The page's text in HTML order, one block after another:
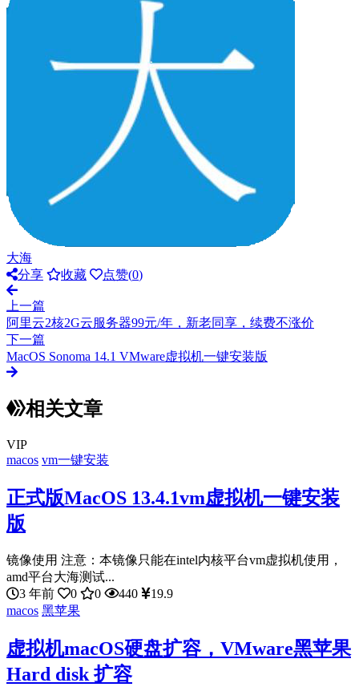
大海
分享
收藏 点赞(0)
上一篇
阿里云2核2G云服务器99元/年，新老同享，续费不涨价
下一篇
MacOS Sonoma 14.1 VMware虚拟机一键安装版
相关文章
VIP
macos vm一键安装
正式版MacOS 13.4.1vm虚拟机一键安装
版
镜像使用 注意：本镜像只能在intel内核平台vm虚拟机使用，
amd平台大海测试...
3 年前
0 0 440
19.9
macos 黑苹果
虚拟机macOS硬盘扩容，VMware黑苹果
Hard disk 扩容